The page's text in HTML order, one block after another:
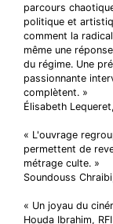
parcours
politique et
comment la
même une
du régime. Une
passionnante
complètent. »
Élisabeth Lequeret,
« L'ouvrage
permettent de
métrage culte. »
Soundouss
« Un joyau du
Houda Ibrahim, RFI